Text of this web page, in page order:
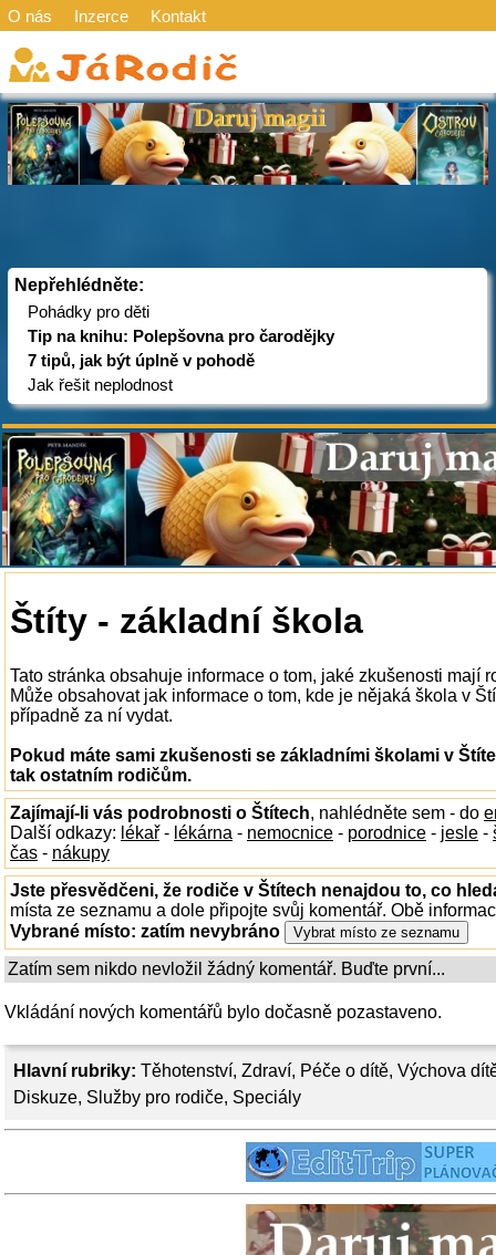
O nás Inzerce Kontakt
Nepřehlédněte:
Pohádky pro děti
Tip na knihu: Polepšovna pro čarodějky
7 tipů, jak být úplně v pohodě
Jak řešit neplodnost
Hlavní rubriky: Těhotenství, Zdraví, Péče o dítě, Výchova
Diskuze, Služby pro rodiče, Speciály
Štíty - základní škola
Tato stránka obsahuje informace o tom, jaké zkušenosti mají
Může obsahovat jak informace o tom, kde je nějaká škola v
případně za ní vydat.
Pokud máte sami zkušenosti se základními školami v
tak ostatním rodičům.
Zajímají-li vás podrobnosti o Štítech, nahlédněte sem - do
Další odkazy: lékař - lékárna - nemocnice - porodnice - jesle -
čas - nákupy
Jste přesvědčeni, že rodiče v Štítech nenajdou to, co
místa ze seznamu a dole připojte svůj komentář. Obě
Vybrané místo: zatím nevybráno
Zatím sem nikdo nevložil žádný komentář. Buďte první...
Vkládání nových komentářů bylo dočasně pozastaveno.